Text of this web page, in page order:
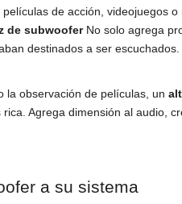
de acción, videojuegos
de subwooferNo solo agrega
destinados a ser escuchados.
la observación de películas, un
Agrega dimensión al audio,
a su sistema